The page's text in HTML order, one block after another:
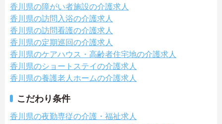
香川県の障がい者施設の介護求人
香川県の訪問入浴の介護求人
香川県の訪問看護の介護求人
香川県の定期巡回の介護求人
香川県のケアハウス・高齢者住宅地の介護求人
香川県のショートステイの介護求人
香川県の養護老人ホームの介護求人
こだわり条件
香川県の夜勤専従の介護・福祉求人